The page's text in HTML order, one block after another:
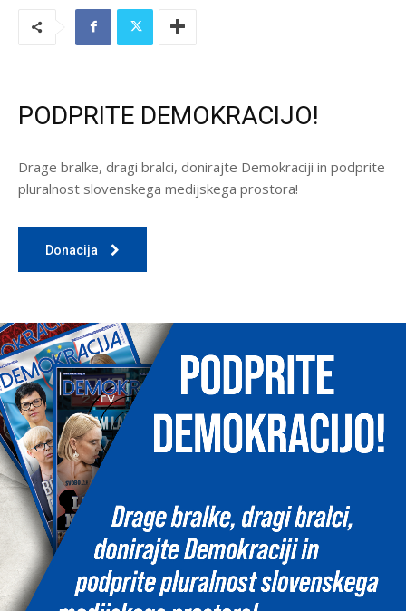
PODPRITE DEMOKRACIJO!
Drage bralke, dragi bralci, donirajte Demokraciji in podprite
pluralnost slovenskega medijskega prostora!
Donacija